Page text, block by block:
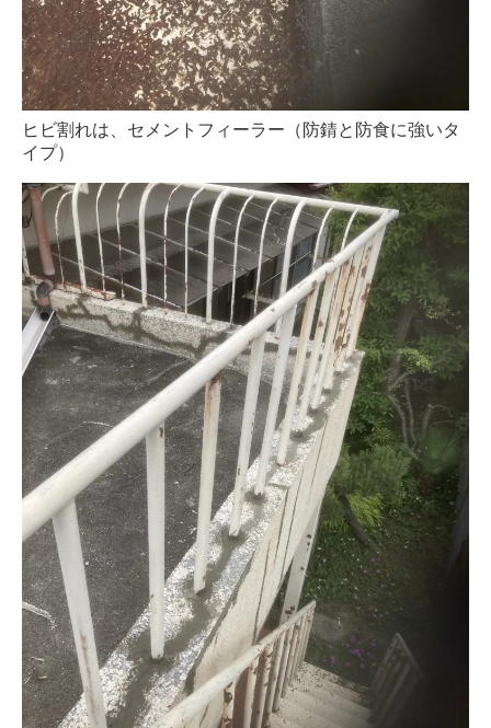
ヒビ割れは、セメントフィーラー（防錆と防食に強いタ
イプ）